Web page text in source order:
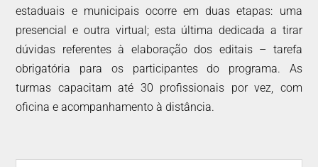
estaduais e municipais ocorre em duas etapas: uma
presencial e outra virtual; esta última dedicada a tirar
dúvidas referentes à elaboração dos editais – tarefa
obrigatória para os participantes do programa. As
turmas capacitam até 30 profissionais por vez, com
oficina e acompanhamento à distância.